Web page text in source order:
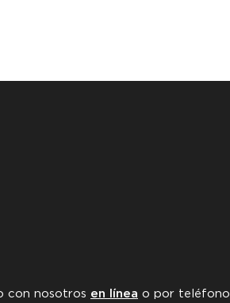
con nosotros en línea o por teléfono